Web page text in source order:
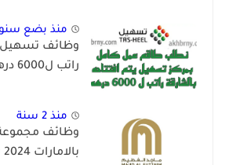
منذ بضع
راتب ل6000 درهم قدم الان
منذ 2 سنة
وظائف